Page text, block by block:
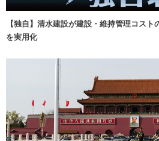
【独自】清水建設が建設・維持管理コス
を実用化